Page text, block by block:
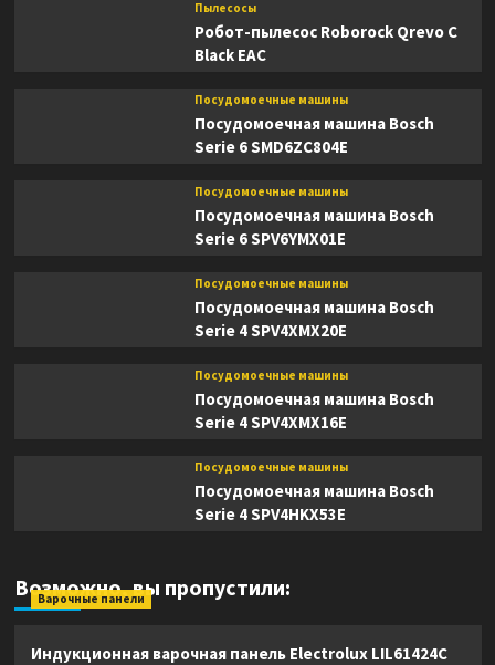
Пылесосы
Робот-пылесос Roborock Qrevo C
Black EAC
Посудомоечные машины
Посудомоечная машина Bosch
Serie 6 SMD6ZC804E
Посудомоечные машины
Посудомоечная машина Bosch
Serie 6 SPV6YMX01E
Посудомоечные машины
Посудомоечная машина Bosch
Serie 4 SPV4XMX20E
Посудомоечные машины
Посудомоечная машина Bosch
Serie 4 SPV4XMX16E
Посудомоечные машины
Посудомоечная машина Bosch
Serie 4 SPV4HKX53E
Возможно, вы пропустили:
Варочные панели
Индукционная варочная панель Electrolux LIL61424C